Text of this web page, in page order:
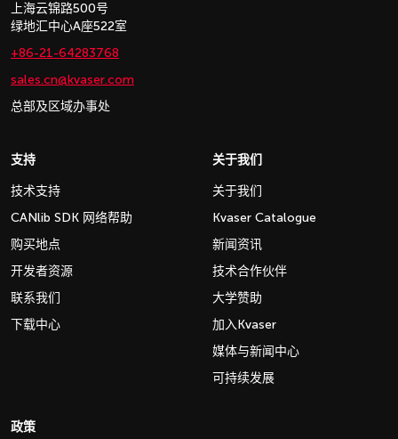
上海云锦路500号
绿地汇中心A座522室
+86-21-64283768
sales.cn@kvaser.com
总部及区域办事处
支持
技术支持
CANlib SDK 网络帮助
购买地点
开发者资源
联系我们
下载中心
关于我们
关于我们
Kvaser Catalogue
新闻资讯
技术合作伙伴
大学赞助
加入Kvaser
媒体与新闻中心
可持续发展
政策